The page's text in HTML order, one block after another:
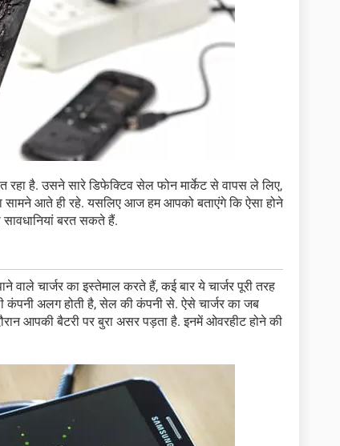
है. उसने सारे डिफेक्टिव सेल फोन मार्केट से वापस ले लिए,
आते ही रहे. यसलिए आज हम आपको बताएंगे कि ऐसा होने
बरत सकते हैं.
वाले चार्जर का इस्तेमाल करते हैं, कई बार ये चार्जर पूरी तरह
कंपनी अलग होती है, सेल की कंपनी से. ऐसे चार्जर का जब
आपकी बैटरी पर बुरा असर पड़ता है. इनमें ओवरहीट होने की